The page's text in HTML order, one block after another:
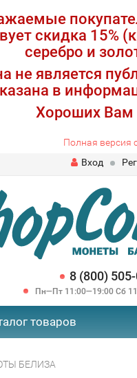
скидка 15%
серебро и
не является
в
Хороших Вам
Полная версия
Вход
8 (800)
Пн—Пт 11:00—19:00 Сб
товаров
БЕЛИЗА